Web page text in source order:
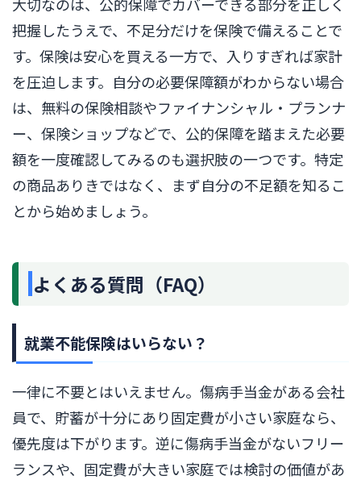
把握したうえで、不足分だけを保険で備えることで
す。保険は安心を買える一方で、入りすぎれば家計
を圧迫します。自分の必要保障額がわからない場合
は、無料の保険相談やファイナンシャル・プランナ
ー、保険ショップなどで、公的保障を踏まえた必要
額を一度確認してみるのも選択肢の一つです。特定
の商品ありきではなく、まず自分の不足額を知るこ
とから始めましょう。
よくある質問（FAQ）
就業不能保険はいらない？
一律に不要とはいえません。傷病手当金がある会社
員で、貯蓄が十分にあり固定費が小さい家庭なら、
優先度は下がります。逆に傷病手当金がないフリー
ランスや、固定費が大きい家庭では検討の価値があ